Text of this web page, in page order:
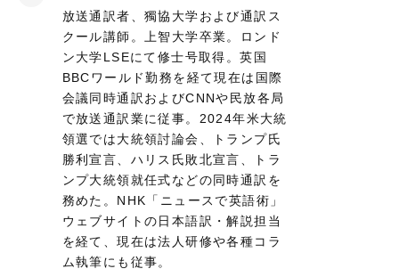
放送通訳者、獨協大学および通訳ス
クール講師。上智大学卒業。ロンド
ン大学LSEにて修士号取得。英国
BBCワールド勤務を経て現在は国際
会議同時通訳およびCNNや民放各局
で放送通訳業に従事。2024年米大統
領選では大統領討論会、トランプ氏
勝利宣言、ハリス氏敗北宣言、トラ
ンプ大統領就任式などの同時通訳を
務めた。NHK「ニュースで英語術」
ウェブサイトの日本語訳・解説担当
を経て、現在は法人研修や各種コラ
ム執筆にも従事。